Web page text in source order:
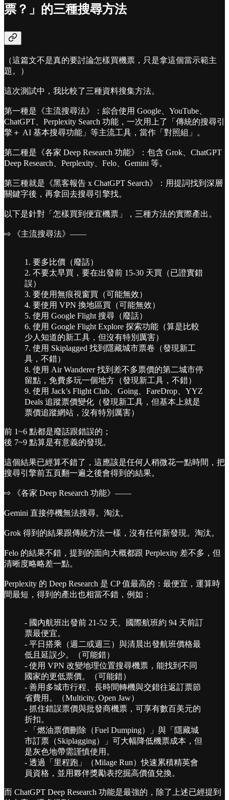
票？」的三種搜尋方法
（這篇文不是真的要討論怎樣買機票，只是拿這個當示範主
題。）
這次測試中，我比較了三種資料搜集方法。
󠀠第一種是《主流搜尋法》：綜合使用 Google、YouTube、
ChatGPT、Perplexity Search 功能，一次用上了「傳統的搜尋引
擎＋ AI 基本搜尋功能」等主流工具，當作「對照組」。
第二種是《各家 Deep Research 功能》：包含 Grok、ChatGPT
Deep Research、Perplexity、Felo、Gemini 等。
第三種就是《黑客報告 x ChatGPT Search》：用提詞找到深層
關鍵字後，再拿回去搜尋引擎找。
以下是針對「怎樣買到便宜機票」，三種方法的實際產出。
⇨ 《主流搜尋法》——
1. 要多比價（廢話）
2. 不要太早買，要在出發前 15-30 天買（已證實錯
誤）
3. 要使用無痕視窗買（可能無效）
4. 要使用 VPN 換地區買（可能無效）
5. 使用 Google Flight 搜尋（廢話）
6. 使用 Google Flight Explore 探索功能（算是比較
少人知道的新工具，但沒有特別厲害）
7. 使用 Skiplagged 找到隱藏城市票卷（發現新工
具，不錯）
8. 使用 Air Wanderer 找到差不多票價的第二城市停
留點，免費多玩一個地方（發現新工具，不錯）
9. 使用 Jack’s Flight Club、Going、FareDrop、YYZ
Deals 追蹤票價變化（發現新工具，但基本上就是
票價追蹤網站，沒有特別厲害）
前 1~6 點都是廢話跟錯誤的；
後 7~9 點算是有意義的發現。
這個結果已經算不錯了，這應該是任何人稍微花一點時間，把
搜尋引擎前五頁翻一遍之後會得到的結果。
⇨ 《各家 Deep Research 功能》——
Gemini 直接停機無法搜尋。淘汰。
Grok 得到的結果跟傳統方法一樣，沒有任何新發現。淘汰。
Felo 的結果不錯，提到的面向大概都跟 Perplexity 差不多，但
清晰度略略差一點。
Perplexity 的 Deep Research 是 CP 值最高的：最便宜，運算時
間最短，得到的產出也相當不錯，例如：
- 國內航班出發前 21-52 天、國際航班約 94 天前訂
票最便宜。
- 平日搭乘（週二或週三）與清晨出發航班價格最
低且延誤少。（可能錯）
- 使用 VPN 改變地理位置搜尋機票，能找到不同
國家的更低票價。（可能錯）
- 善用多城市行程、長時間轉機與交錯往返訂票節
省費用。（Multicity, Open Jaw）
- 抓住錯誤票價與批發商機票，可享有數百美元的
折扣。
- 「燃油票價刪除（Fuel Dumping）」與「隱藏城
市訂票（Skiplagging）」可大幅降低機票成本，但
是灰色地帶需謹慎使用。
- 透過「里程跑」（Milage Run）快速累積精英會
員資格，並用夥伴獎勵表挖掘高價值兌換。
而 ChatGPT Deep Research 功能是最強的，除了上述已經提到